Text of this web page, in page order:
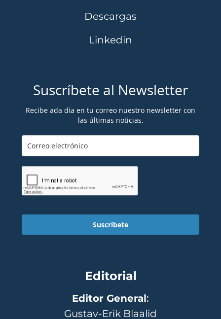
Descargas
Linkedin
Suscríbete al Newsletter
Recibe ada día en tu correo nuestro newsletter con
las últimas noticias.
Suscríbete
Editorial
Editor General:
Gustav-Erik Blaalid